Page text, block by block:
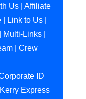
Us| Affiliate
| Link to Us|
Multi-Links
| Crew
ID
Kerry Express